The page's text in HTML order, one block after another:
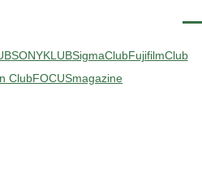
SONYKLUBSigmaClubFujifilmClub
ClubFOCUSmagazine